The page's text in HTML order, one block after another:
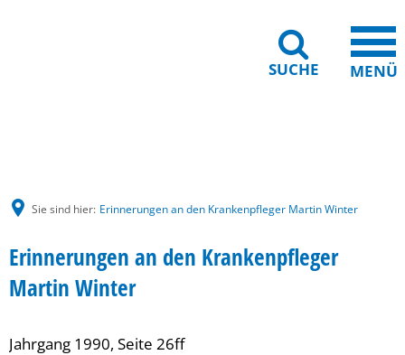
SUCHE MENÜ
Sie sind hier: Erinnerungen an den Krankenpfleger Martin Winter
Erinnerungen an den Krankenpfleger
Martin Winter
Jahrgang 1990, Seite 26ff